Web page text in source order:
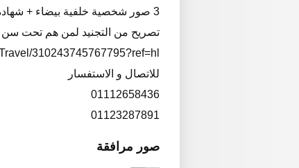
3 صور شخصية خلفية بيضاء + شهادة صحية
تصريح من التجنيد لمن هم تحت سن
310243745767795?ref=hl
للاتصال و الاستفسار
01112658436
01123287891
صور مرافقة